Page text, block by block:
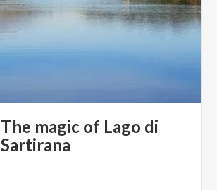
The magic of Lago di
Sartirana